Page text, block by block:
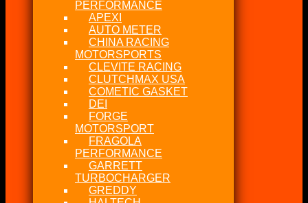
PERFORMANCE
APEXI
AUTO METER
CHINA RACING
MOTORSPORTS
CLEVITE RACING
CLUTCHMAX USA
COMETIC GASKET
DEI
FORGE
MOTORSPORT
FRAGOLA
PERFORMANCE
GARRETT
TURBOCHARGER
GREDDY